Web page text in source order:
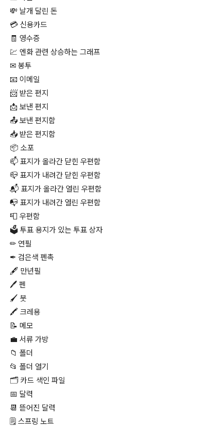
💸 날개 달린 돈
💳 신용카드
🧾 영수증
💹 엔화 관련 상승하는 그래프
✉ 봉투
📧 이메일
📨 받은 편지
📩 보낸 편지
📤 보낸 편지함
📥 받은 편지함
📦 소포
📫 표지가 올라간 닫힌 우편함
📪 표지가 내려간 닫힌 우편함
📬 표지가 올라간 열린 우편함
📭 표지가 내려간 열린 우편함
📮 우편함
🗳 투표 용지가 있는 투표 상자
✏ 연필
✒ 검은색 펜촉
🖋 만년필
🖊 펜
🖌 붓
🖍 크레용
📝 메모
💼 서류 가방
📁 폴더
📂 폴더 열기
🗂 카드 색인 파일
📅 달력
📆 뜯어진 달력
🗒 스프링 노트